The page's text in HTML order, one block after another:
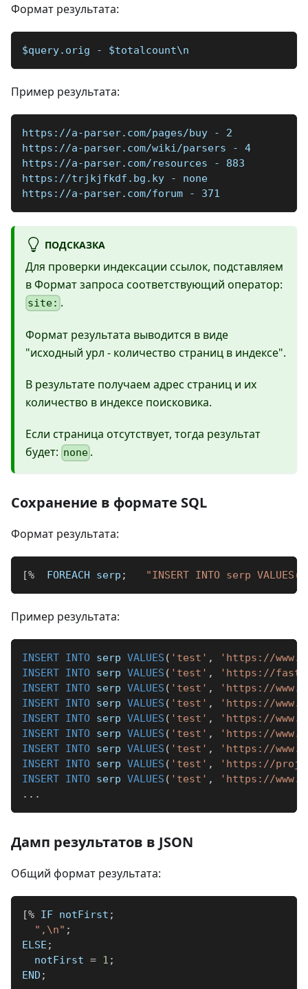
Формат результата:
$query.orig - $totalcount\n
Пример результата:
https://a-parser.com/pages/buy - 2
https://a-parser.com/wiki/parsers - 4
https://a-parser.com/resources - 883
https://trjkjfkdf.bg.ky - none
https://a-parser.com/forum - 371
ПОДСКАЗКА
Для проверки индексации ссылок, подставляем
в Формат запроса соответствующий оператор:
site: .
Формат результата выводится в виде
"исходный урл - количество страниц в индексе".
В результате получаем адрес страниц и их
количество в индексе поисковика.
Если страница отсутствует, тогда результат
будет: none .
Сохранение в формате SQL
Формат результата:
[%
  FOREACH serp
; "INSERT INTO serp
Пример результата:
INSERT INTO serp VALUES ( 'test' ,
'https://
INSERT INTO serp VALUES ( 'test' ,
'https://
INSERT INTO serp VALUES ( 'test' ,
'https://
INSERT INTO serp VALUES ( 'test' ,
'https://
INSERT INTO serp VALUES ( 'test' ,
'https://
INSERT INTO serp VALUES ( 'test' ,
'https://
INSERT INTO serp VALUES ( 'test' ,
'https://
INSERT INTO serp VALUES ( 'test' ,
'https://
INSERT INTO serp VALUES ( 'test' ,
'https://
. . .
Дамп результатов в JSON
Общий формат результата:
[% IF notFirst ;
",\n" ;
ELSE ;
  notFirst
= 1 ;
END ;